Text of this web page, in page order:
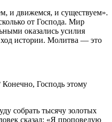
и движемся, и существуем».
от Господа. Мир
оказались усилия
ход истории. Молитва — это
Господь этому
собрать тысячу золотых
сказал: «Я проповедую